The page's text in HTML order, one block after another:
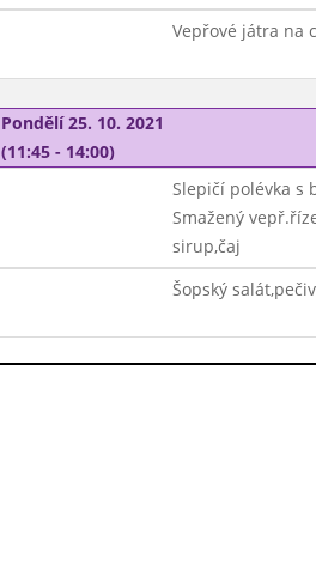
Vepřové játra na
Pondělí 25. 10. 2021
(11:45 - 14:00)
Slepičí polévka s
Smažený
sirup,čaj
Šopský